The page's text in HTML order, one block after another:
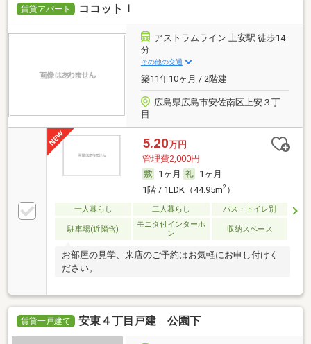
賃貸アパート ココットＩ
アストラムライン 上安駅 徒歩14
分
その他の交通
築11年10ヶ月 / 2階建
広島県広島市安佐南区上安３丁
目
5.20万円
管理費2,000円
1ヶ月
1ヶ月
1階 / 1LDK（44.95m2）
一人暮らし 二人暮らし バス・トイレ別
駐車場(近隣含)
モニタ付インターホ
ン
収納スペース
お部屋の見学、来店のご予約はお気軽にお申し付けく
ださい。
賃貸一戸建て 安東４丁目戸建 公園下